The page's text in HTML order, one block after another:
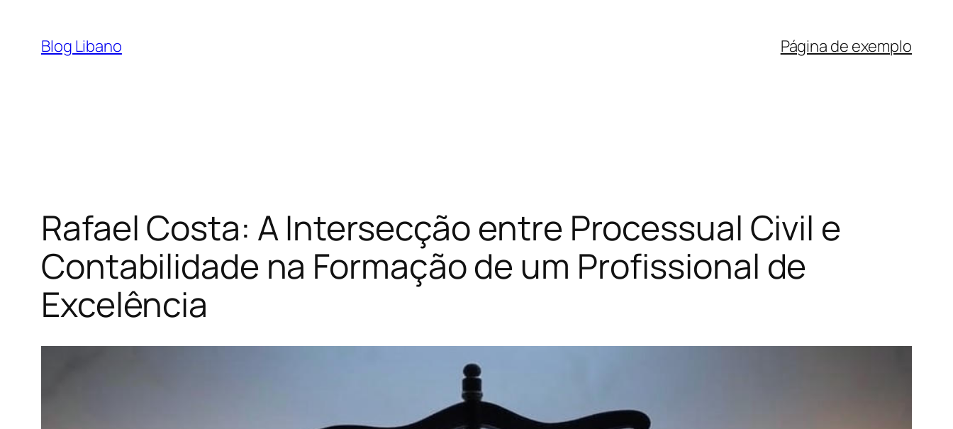
Blog Libano Página de exemplo
Rafael Costa: A Intersecção entre Processual Civil e
Contabilidade na Formação de um Profissional de
Excelência